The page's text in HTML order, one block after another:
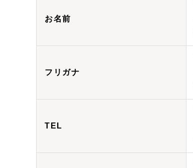
お名前
フリガナ
TEL